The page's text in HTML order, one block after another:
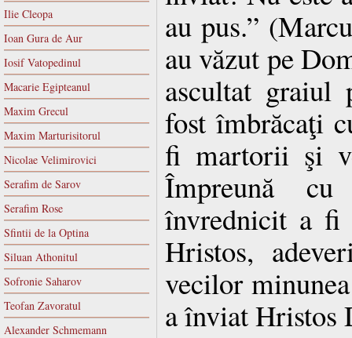
Ilie Cleopa
Ioan Gura de Aur
Iosif Vatopedinul
Macarie Egipteanul
Maxim Grecul
Maxim Marturisitorul
Nicolae Velimirovici
Serafim de Sarov
Serafim Rose
Sfintii de la Optina
Siluan Athonitul
Sofronie Saharov
Teofan Zavoratul
Alexander Schmemann
au pus.”
au văzut pe
ascultat graiul
fost îmbrăcaţi
fi martorii şi
Împreună
învrednicit a
Hristos,
vecilor
a înviat Hristos